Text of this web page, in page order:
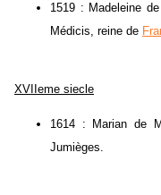
1519 : Madeleine
Médicis, reine de
XVIIeme siecle
1614 : Marian de
Jumièges.